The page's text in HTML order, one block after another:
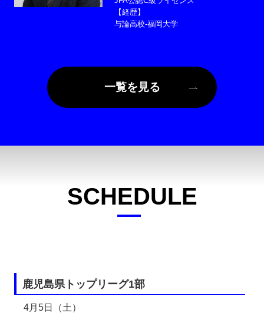
【経歴】
与論高校-福岡大学
一覧を見る
スケジュール
SCHEDULE
鹿児島県トップリーグ1部
4月5日（土）